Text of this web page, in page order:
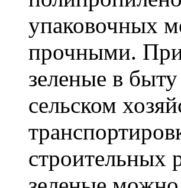
упаковочных
прочными.
зеленые в
сельском
строительных